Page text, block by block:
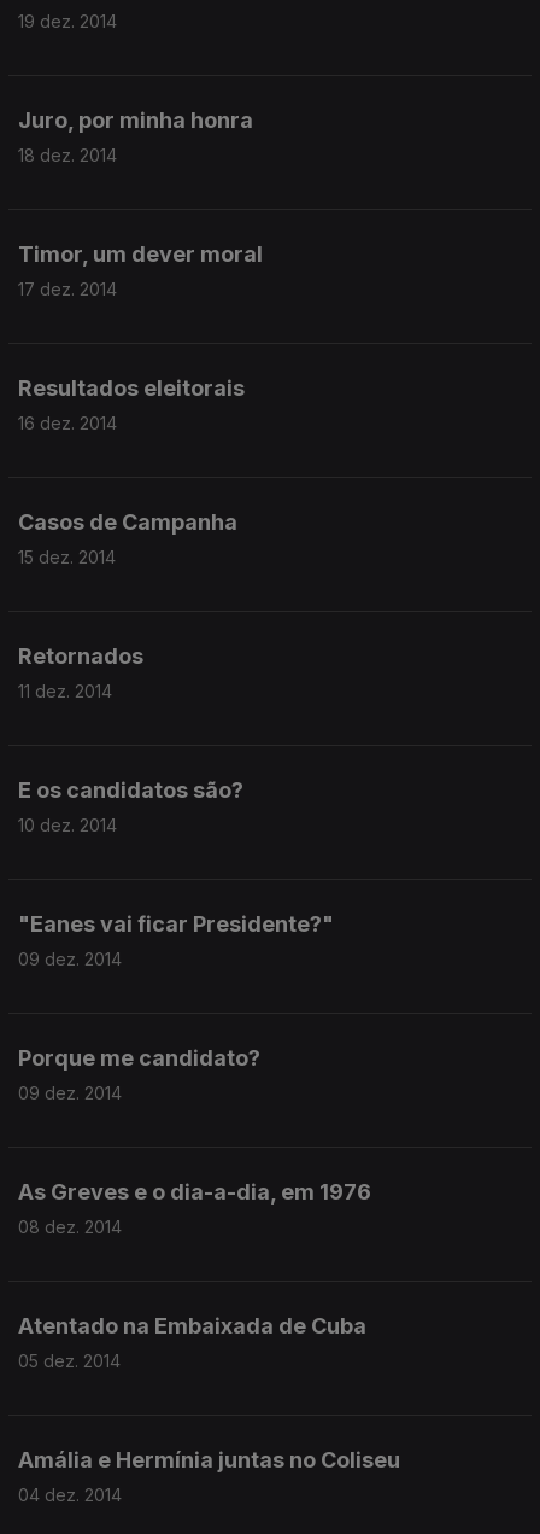
19 dez. 2014
Juro, por minha honra
18 dez. 2014
Timor, um dever moral
17 dez. 2014
Resultados eleitorais
16 dez. 2014
Casos de Campanha
15 dez. 2014
Retornados
11 dez. 2014
E os candidatos são?
10 dez. 2014
"Eanes vai ficar Presidente?"
09 dez. 2014
Porque me candidato?
09 dez. 2014
As Greves e o dia-a-dia, em 1976
08 dez. 2014
Atentado na Embaixada de Cuba
05 dez. 2014
Amália e Hermínia juntas no Coliseu
04 dez. 2014